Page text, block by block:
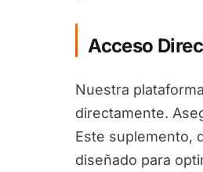
Acceso
Nuestra plataforma
directamente.
Este suplemento,
diseñado para